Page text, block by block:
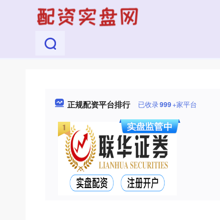
正规配资平台排行 已收录999+家平台